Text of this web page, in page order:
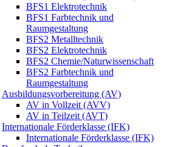
BFS1 Elektrotechnik
BFS1 Farbtechnik und
Raumgestaltung
BFS2 Metalltechnik
BFS2 Elektrotechnik
BFS2 Chemie/Naturwissenschaft
BFS2 Farbtechnik und
Raumgestaltung
Ausbildungsvorbereitung (AV)
AV in Vollzeit (AVV)
AV in Teilzeit (AVT)
Internationale Förderklasse (IFK)
Internationale Förderklasse (IFK)